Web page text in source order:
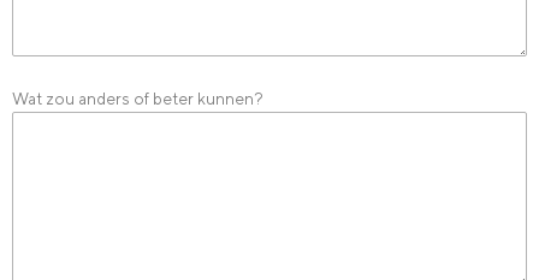
Wat zou anders of beter kunnen?